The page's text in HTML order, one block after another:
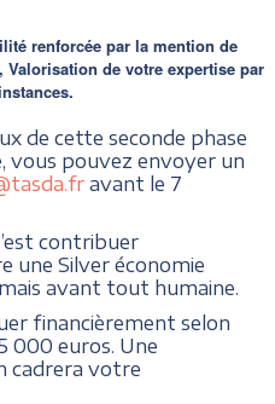
renforcée par la mention de
Valorisation de votre expertise par
de cette seconde phase
vous pouvez envoyer un
avant le 7
contribuer
une Silver économie
avant tout humaine.
financièrement selon
000 euros. Une
cadrera votre